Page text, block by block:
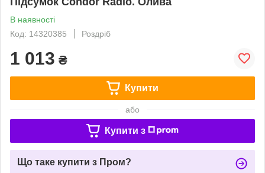
В наявності
Код: 14320385
Роздріб
1 013 ₴
Купити
або
Купити з
Що таке купити з Пром?